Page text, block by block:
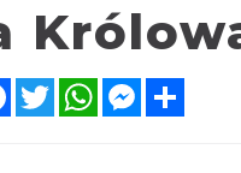
FacebookTwitterWhatsAppMessenger